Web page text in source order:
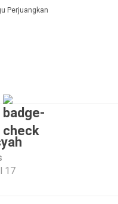
Perjuangkan
17